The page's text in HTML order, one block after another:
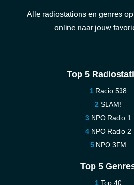
Alle radiostations en genres
online naar jouw
Top 5
Radio 538
SLAM!
NPO Radio 1
NPO Radio 2
NPO 3FM
Top 5
Top 40